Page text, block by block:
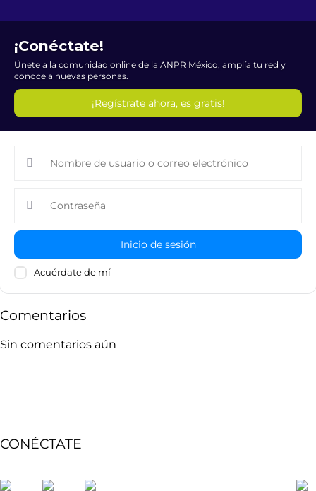
¡Conéctate!
Únete a la comunidad online de la ANPR México, amplía tu red y
conoce a nuevas personas.
¡Regístrate ahora, es gratis!
Inicio de sesión
Acuérdate de mí
Comentarios
Sin comentarios aún
CONÉCTATE